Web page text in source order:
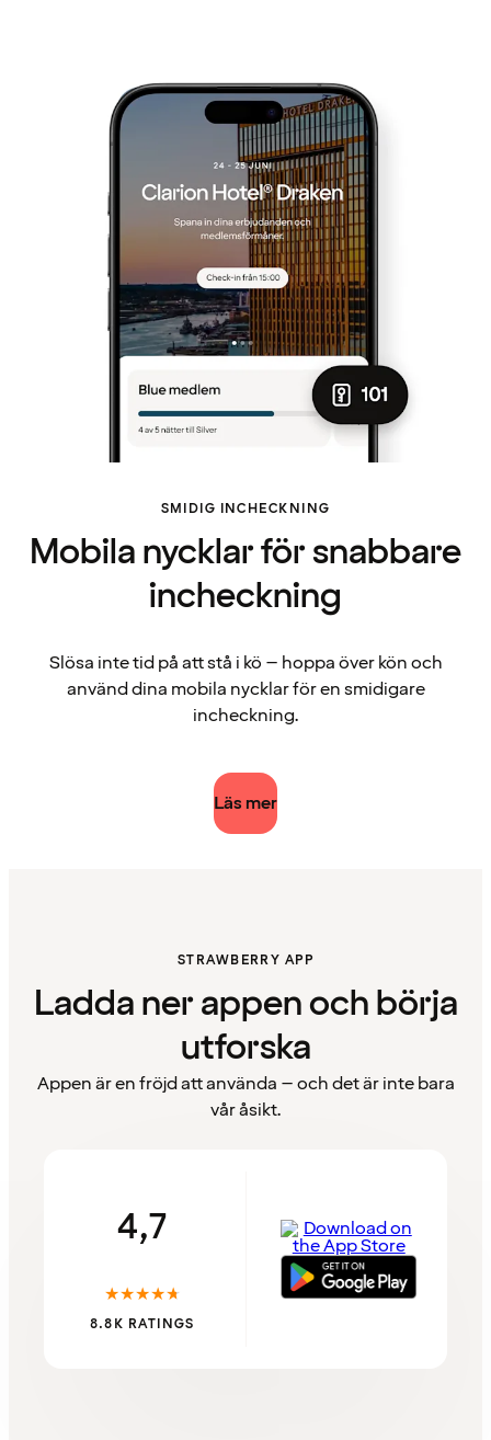
SMIDIG INCHECKNING
Mobila nycklar för snabbare
incheckning
Slösa inte tid på att stå i kö – hoppa över kön och
använd dina mobila nycklar för en smidigare
incheckning.
Läs mer
STRAWBERRY APP
Ladda ner appen och börja
utforska
Appen är en fröjd att använda – och det är inte bara
vår åsikt.
4,7
★★★★★
8.8K RATINGS